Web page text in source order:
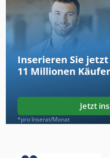
Inserieren Sie jetzt
11 Millionen
Jetzt
*pro Inserat/Monat